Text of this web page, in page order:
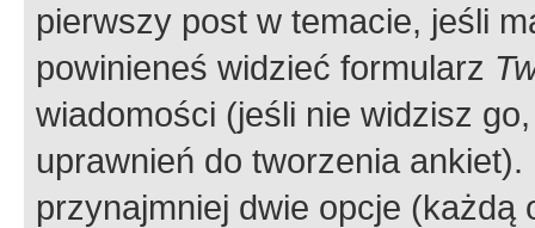
pierwszy post w temacie, jeśli
powinieneś widzieć formularz
wiadomości (jeśli nie widzisz
uprawnień do tworzenia
przynajmniej dwie opcje